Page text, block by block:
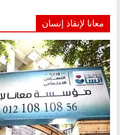
معانا لإنقاذ إنسان